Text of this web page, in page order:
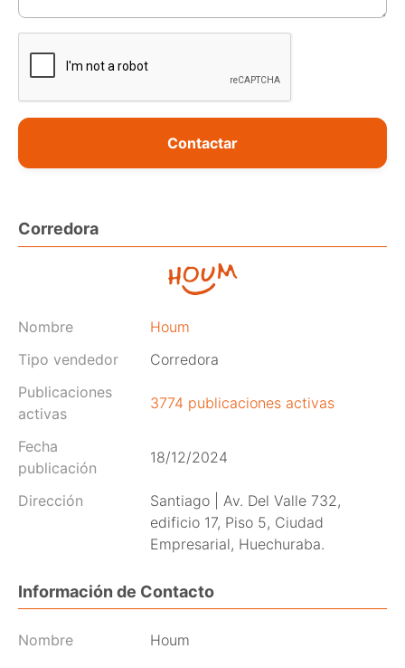
Contactar
Corredora
Nombre
Houm
Tipo vendedor
Corredora
Publicaciones
activas
3774 publicaciones activas
Fecha
publicación
18/12/2024
Dirección
Santiago | Av. Del Valle 732,
edificio 17, Piso 5, Ciudad
Empresarial, Huechuraba.
Información de Contacto
Nombre Houm